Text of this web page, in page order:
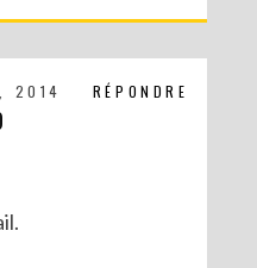
RÉPONDRE
2014